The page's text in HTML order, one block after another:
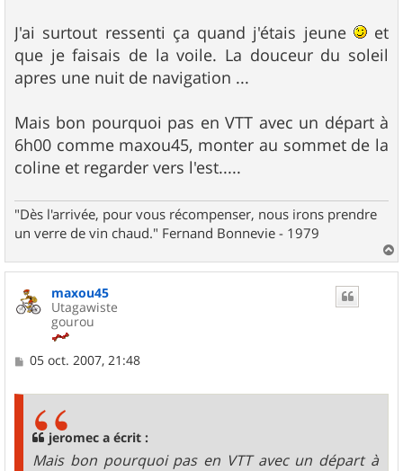
J'ai surtout ressenti ça quand j'étais jeune
et
que je faisais de la voile. La douceur du soleil
apres une nuit de navigation ...
Mais bon pourquoi pas en VTT avec un départ à
6h00 comme maxou45, monter au sommet de la
coline et regarder vers l'est.....
"Dès l'arrivée, pour vous récompenser, nous irons prendre
un verre de vin chaud." Fernand Bonnevie - 1979
a
u
maxou45
Utagawiste
gourou
M
05 oct. 2007, 21:48
jeromec a écrit :
Mais bon pourquoi pas en VTT avec un départ à